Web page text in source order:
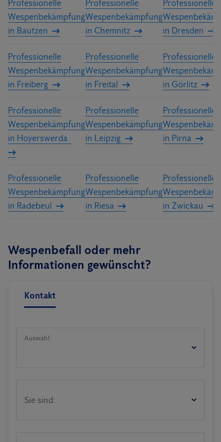
Professionelle
Wespenbekämpfung
in Bautzen
Professionelle
Wespenbekämpfung
in Chemnitz
Professionelle
in Dresden
Professionelle
Wespenbekämpfung
in Freiberg
Professionelle
Wespenbekämpfung
in Freital
Professionelle
in Görlitz
Professionelle
Wespenbekämpfung
in Hoyerswerda
Professionelle
Wespenbekämpfung
in Leipzig
Professionelle
in Pirna
Professionelle
Wespenbekämpfung
in Radebeul
Professionelle
Wespenbekämpfung
in Riesa
Professionelle
in Zwickau
Wespenbefall oder mehr
Informationen gewünscht?
Kontakt
Auswahl:
Sie sind: